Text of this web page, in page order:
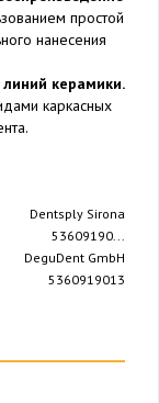
простой
нанесения
керамики.
каркасных
Dentsply Sirona
53609190...
DeguDent GmbH
5360919013